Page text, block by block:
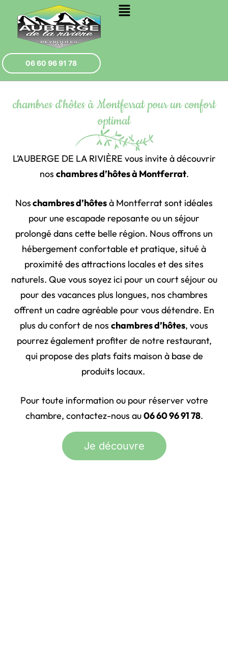
06 60 96 91 78
chambres d'hôtes à Montferrat pour un confort
optimal
L’AUBERGE DE LA RIVIÈRE vous invite à découvrir
nos chambres d’hôtes à Montferrat.
Noschambres d’hôtesà Montferrat sont idéales
pour une escapade reposante ou un séjour
prolongé dans cette belle région. Nous offrons un
hébergement confortable et pratique, situé à
proximité des attractions locales et des sites
naturels. Que vous soyez ici pour un court séjour ou
pour des vacances plus longues, nos chambres
offrent un cadre agréable pour vous détendre. En
plus du confort de nos chambres d’hôtes, vous
pourrez également profiter de notre restaurant,
qui propose des plats faits maison à base de
produits locaux.
Pour toute information ou pour réserver votre
chambre, contactez-nous au06 60 96 91 78.
Je découvre